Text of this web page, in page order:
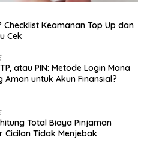
Keamanan Top Up dan
Cek
atau PIN: Metode Login Mana
Aman untuk Akun Finansial?
Total Biaya Pinjaman
Cicilan Tidak Menjebak